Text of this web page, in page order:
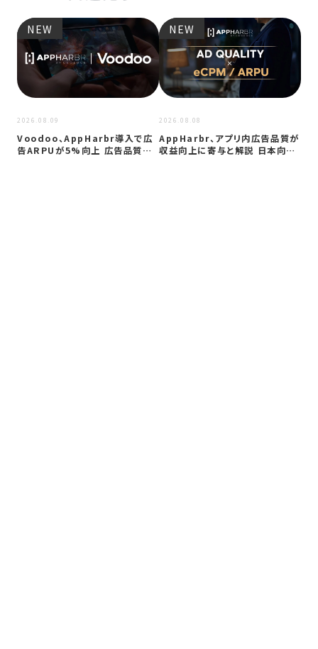
NEW
2026.08.09
Voodoo、AppHarbr導入で広
告ARPUが5%向上 広告品質…
NEW
2026.08.08
AppHarbr、アプリ内広告品質が
収益向上に寄与と解説 日本向け